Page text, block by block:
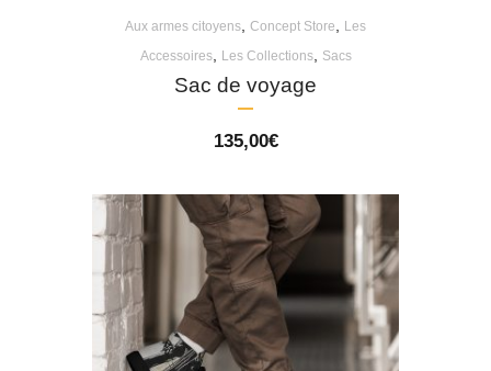
Aux armes citoyens Concept Store
Les
Accessoires, Les Collections, Sacs
Sac de voyage
135,00€